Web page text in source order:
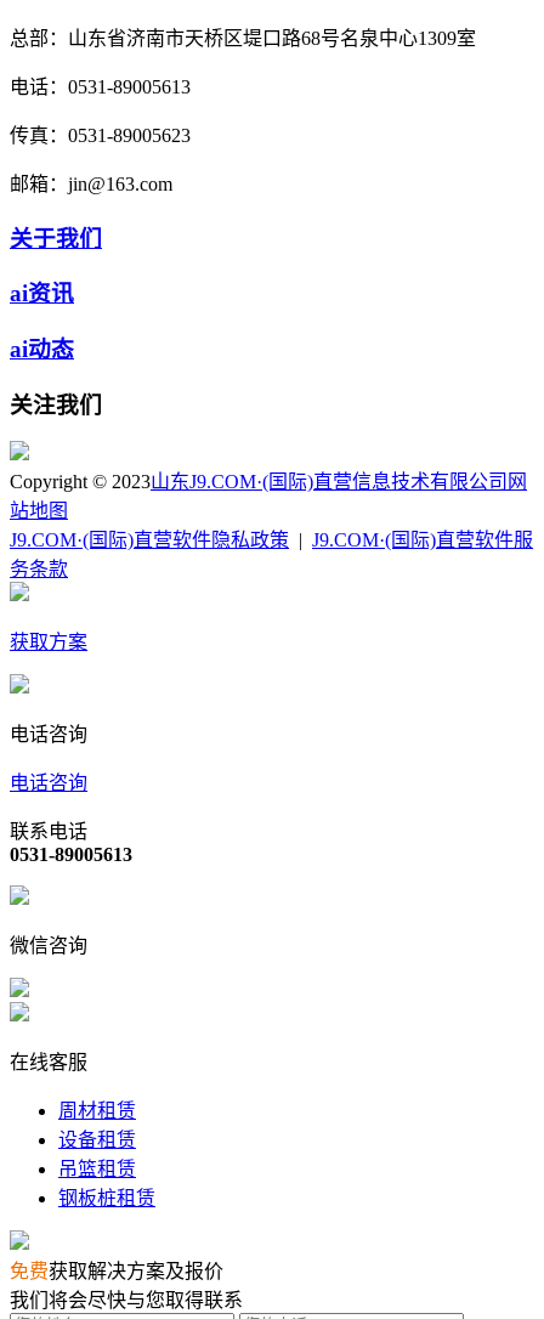
总部： 山东省济南市天桥区堤口路68号名泉中心1309室
电话： 0531-89005613
传真： 0531-89005623
邮箱： jin@163.com
关于我们
ai资讯
ai动态
关注我们
Copyright © 2023山东J9.COM·(国际)直营信息技术有限公司 网
站地图
J9.COM·(国际)直营软件隐私政策
J9.COM·(国际)直营软件服
务条款
获取方案
电话咨询
电话咨询
联系电话
0531-89005613
微信咨询
在线客服
周材租赁
设备租赁
吊篮租赁
钢板桩租赁
免费获取解决方案及报价
我们将会尽快与您取得联系